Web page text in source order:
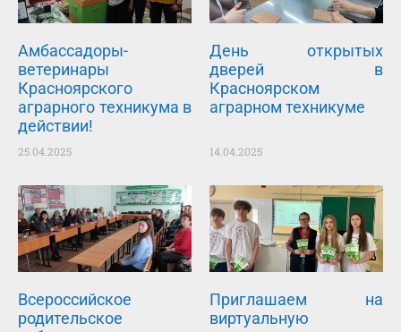
Амбассадоры-
ветеринары
Красноярского
аграрного техникума в
действии!
25.04.2025
День открытых
дверей в
Красноярском
аграрном техникуме
14.04.2025
Всероссийское
родительское
Приглашаем на
виртуальную